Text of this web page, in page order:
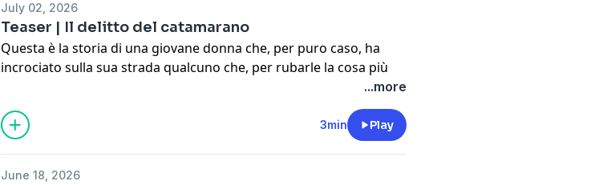
July 02, 2026
Teaser | Il delitto del catamarano
Questa è la storia di una giovane donna che, per puro caso, ha
incrociato sulla sua strada qualcuno che, per rubarle la cosa più
preziosa che aveva, ha deciso di ucciderla. La storia di una barca
fantasma e dei suoi occupanti, che per quasi un mese hanno
lasciato l’Italia degli anni ‘80 a bocca aperta, in attesa di conoscere
la verità. Questa è la storia del “delitto del catamarano”.
...more
3min Play
June 18, 2026